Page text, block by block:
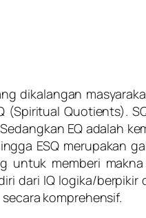
dikalangan
Quotients).
EQ adalah
ESQ merupakan
untuk memberi
dari IQ logika/
komprehensif.